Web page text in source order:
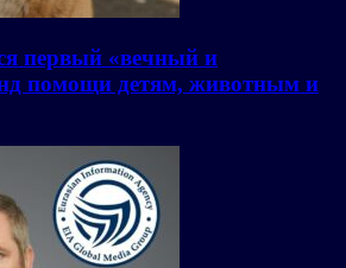
первый «вечный и
помощи детям, животным и